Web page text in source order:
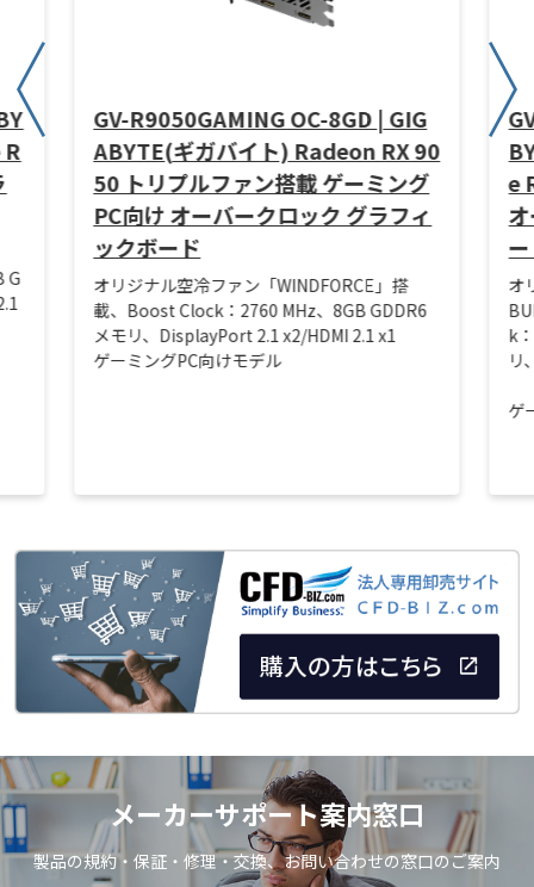
G
GV-R9050GAMING OC-8GD | GIG
ABYTE(ギガバイト) Radeon RX 90
50 トリプルファン搭載 ゲーミング
PC向け オーバークロック グラフィ
ックボード
オリジナル空冷ファン「WINDFORCE」搭
載、Boost Clock：2760 MHz、8GB GDDR6
メモリ、DisplayPort 2.1 x2/HDMI 2.1 x1
ゲーミングPC向けモデル
e
オ
k
リ
ゲ
メーカーサポート案内窓口
製品の規約・保証・修理・交換、お問い合わせの窓口のご案内